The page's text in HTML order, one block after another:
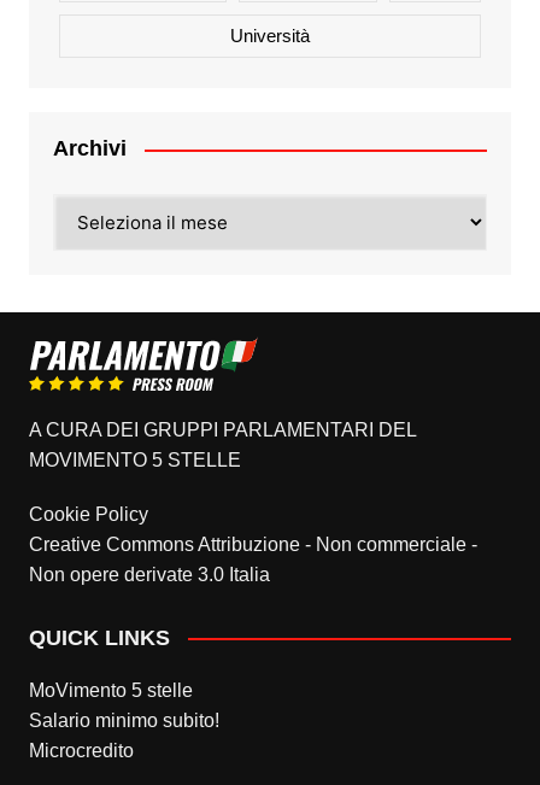
Università
Archivi
A CURA DEI GRUPPI PARLAMENTARI DEL
MOVIMENTO 5 STELLE
Cookie Policy
Creative Commons Attribuzione - Non commerciale -
Non opere derivate 3.0 Italia
QUICK LINKS
MoVimento 5 stelle
Salario minimo subito!
Microcredito